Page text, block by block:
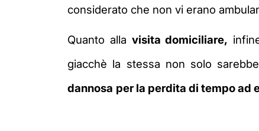
considerato che non vi erano
Quanto alla visita domiciliare,
giacchè la stessa non solo
dannosa per la perdita di tempo ad